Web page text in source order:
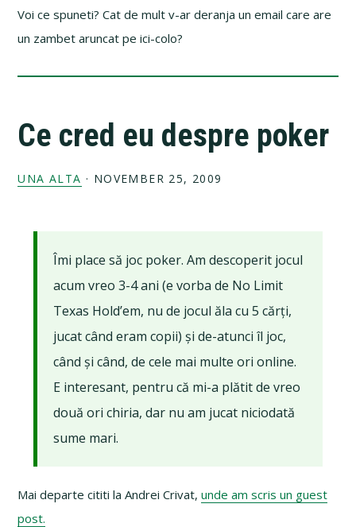
Voi ce spuneti? Cat de mult v-ar deranja un email care are
un zambet aruncat pe ici-colo?
Ce cred eu despre poker
UNA ALTA · NOVEMBER 25, 2009
Îmi place să joc poker. Am descoperit jocul
acum vreo 3-4 ani (e vorba de No Limit
Texas Hold’em, nu de jocul ăla cu 5 cărți,
jucat când eram copii) și de-atunci îl joc,
când și când, de cele mai multe ori online.
E interesant, pentru că mi-a plătit de vreo
două ori chiria, dar nu am jucat niciodată
sume mari.
Mai departe cititi la Andrei Crivat,unde am scris un guest
post.